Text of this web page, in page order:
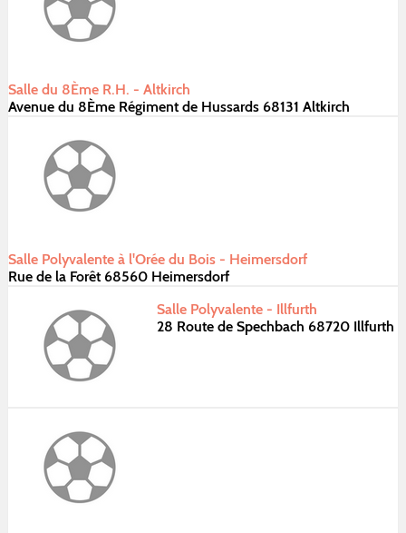
Salle du 8Ème R.H. - Altkirch
Avenue du 8Ème Régiment de Hussards 68131 Altkirch
Salle Polyvalente à l'Orée du Bois - Heimersdorf
Rue de la Forêt 68560 Heimersdorf
Salle Polyvalente - Illfurth
28 Route de Spechbach 68720 Illfurth